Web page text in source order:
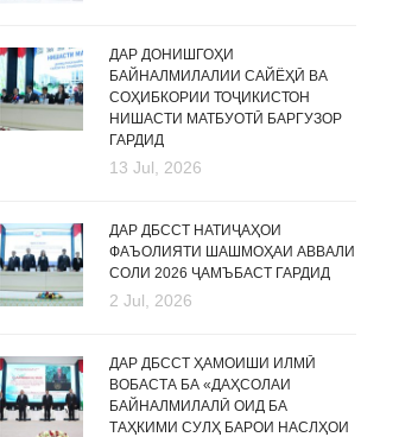
ДАР ДОНИШГОҲИ
БАЙНАЛМИЛАЛИИ САЙЁҲӢ ВА
СОҲИБКОРИИ ТОҶИКИСТОН
НИШАСТИ МАТБУОТӢ БАРГУЗОР
ГАРДИД
13 Jul, 2026
ДАР ДБССТ НАТИҶАҲОИ
ФАЪОЛИЯТИ ШАШМОҲАИ АВВАЛИ
СОЛИ 2026 ҶАМЪБАСТ ГАРДИД
2 Jul, 2026
ДАР ДБССТ ҲАМОИШИ ИЛМӢ
ВОБАСТА БА «ДАҲСОЛАИ
БАЙНАЛМИЛАЛӢ ОИД БА
ТАҲКИМИ СУЛҲ БАРОИ НАСЛҲОИ